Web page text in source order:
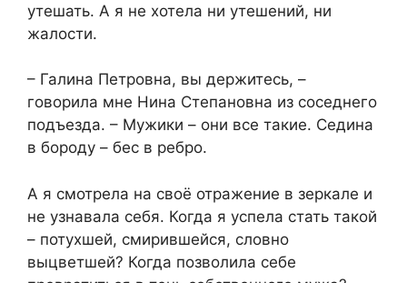
утешать. А я не хотела ни утешений, ни
жалости.
– Галина Петровна, вы держитесь, –
говорила мне Нина Степановна из соседнего
подъезда. – Мужики – они все такие. Седина
в бороду – бес в ребро.
А я смотрела на своё отражение в зеркале и
не узнавала себя. Когда я успела стать такой
– потухшей, смирившейся, словно
выцветшей? Когда позволила себе